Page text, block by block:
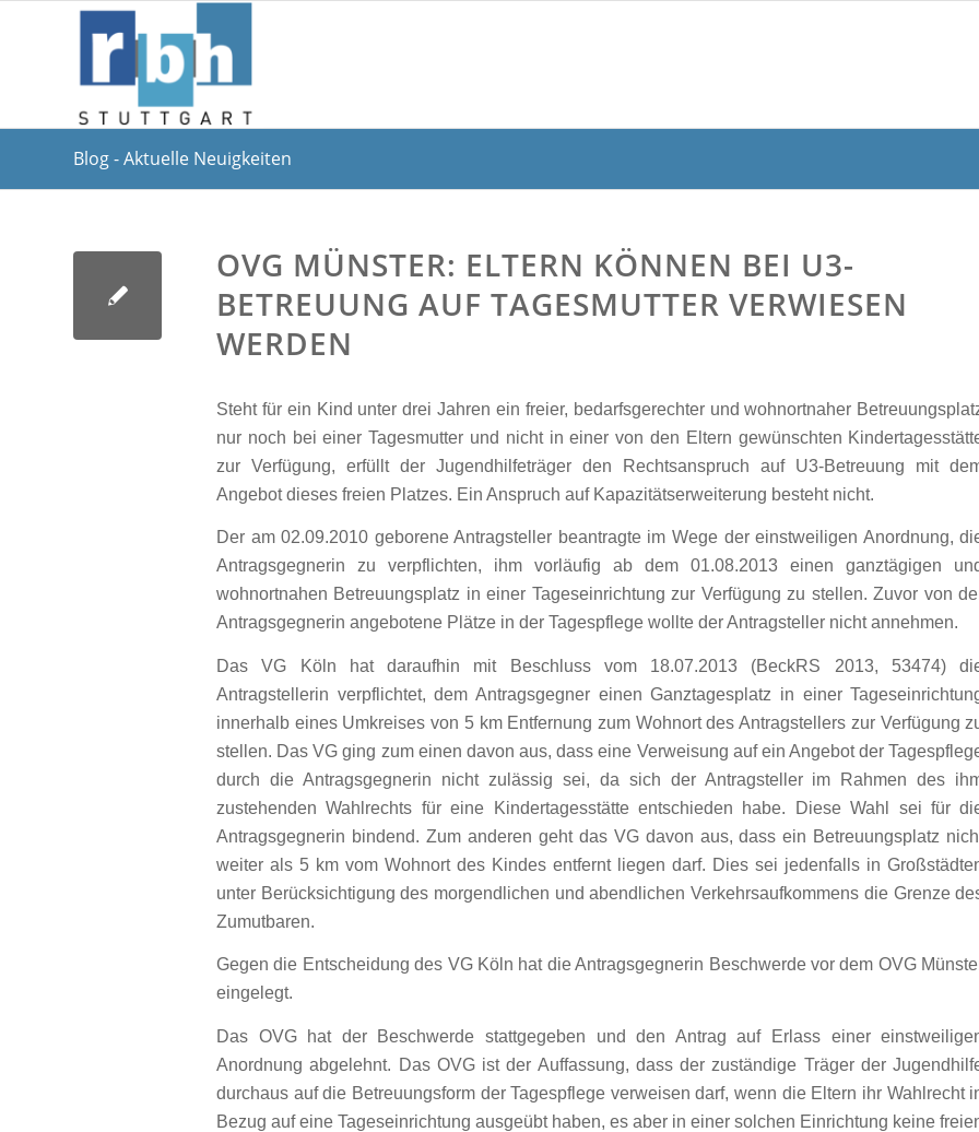
Blog - Aktuelle Neuigkeiten
OVG MÜNSTER: ELTERN KÖNNEN BEI U3-
BETREUUNG AUF TAGESMUTTER VERWIESEN
WERDEN
Steht für ein Kind unter drei Jahren ein freier, bedarfsgerechter und wohnortnaher
nur noch bei einer Tagesmutter und nicht in einer von den Eltern gewünschten
zur Verfügung, erfüllt der Jugendhilfeträger den Rechtsanspruch auf U3-Betreuung mit
Angebot dieses freien Platzes. Ein Anspruch auf Kapazitätserweiterung besteht nicht.
Der am 02.09.2010 geborene Antragsteller beantragte im Wege der einstweiligen Anordnung,
Antragsgegnerin zu verpflichten, ihm vorläufig ab dem 01.08.2013 einen ganztägigen
wohnortnahen Betreuungsplatz in einer Tageseinrichtung zur Verfügung zu stellen. Zuvor von
Antragsgegnerin angebotene Plätze in der Tagespflege wollte der Antragsteller nicht annehmen.
Das VG Köln hat daraufhin mit Beschluss vom 18.07.2013 (BeckRS 2013, 53474)
Antragstellerin verpflichtet, dem Antragsgegner einen Ganztagesplatz in einer
innerhalb eines Umkreises von 5 km Entfernung zum Wohnort des Antragstellers zur Verfügung
stellen. Das VG ging zum einen davon aus, dass eine Verweisung auf ein Angebot der
durch die Antragsgegnerin nicht zulässig sei, da sich der Antragsteller im Rahmen des
zustehenden Wahlrechts für eine Kindertagesstätte entschieden habe. Diese Wahl sei für
Antragsgegnerin bindend. Zum anderen geht das VG davon aus, dass ein Betreuungsplatz
weiter als 5 km vom Wohnort des Kindes entfernt liegen darf. Dies sei jedenfalls in
unter Berücksichtigung des morgendlichen und abendlichen Verkehrsaufkommens die Grenze
Zumutbaren.
Gegen die Entscheidung des VG Köln hat die Antragsgegnerin Beschwerde vor dem OVG
eingelegt.
Das OVG hat der Beschwerde stattgegeben und den Antrag auf Erlass einer
Anordnung abgelehnt. Das OVG ist der Auffassung, dass der zuständige Träger der
durchaus auf die Betreuungsform der Tagespflege verweisen darf, wenn die Eltern ihr Wahlrecht
Bezug auf eine Tageseinrichtung ausgeübt haben, es aber in einer solchen Einrichtung keine